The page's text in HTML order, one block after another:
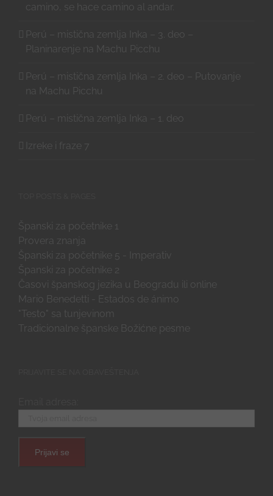
camino, se hace camino al andar.
Perú – mistična zemlja Inka – 3. deo –
Planinarenje na Machu Picchu
Perú – mistična zemlja Inka – 2. deo – Putovanje
na Machu Picchu
Perú – mistična zemlja Inka – 1. deo
Izreke i fraze 7
Španski za početnike 1
Provera znanja
Španski za početnike 5 - Imperativ
Španski za početnike 2
Časovi španskog jezika u Beogradu ili online
Mario Benedetti - Estados de ánimo
"Testo" sa tunjevinom
Tradicionalne španske Božićne pesme